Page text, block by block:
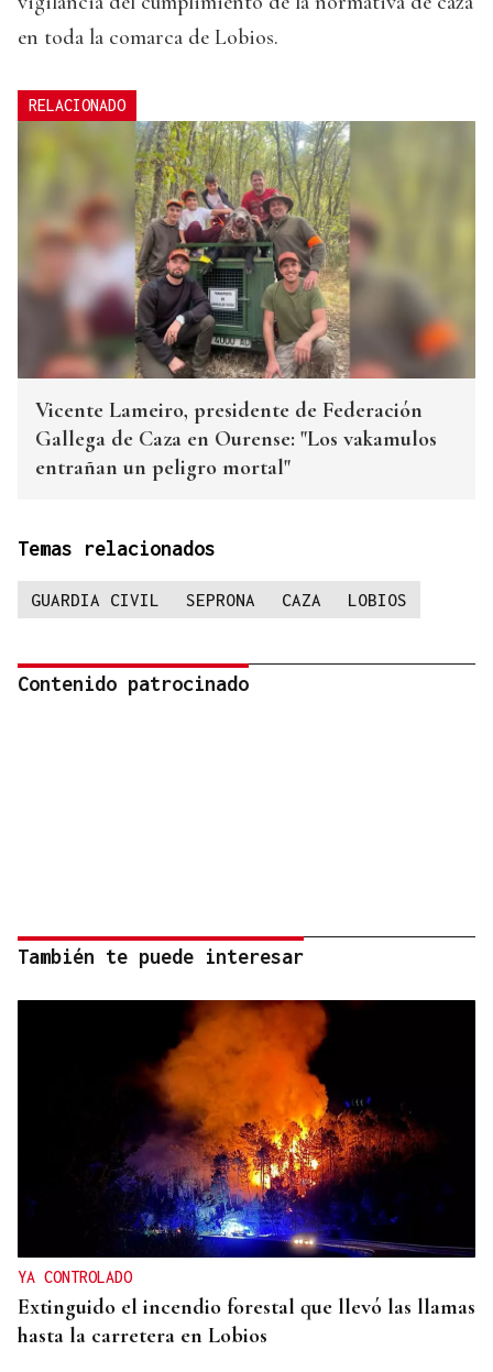
en toda la comarca de Lobios.
RELACIONADO
Vicente Lameiro, presidente de Federación
Gallega de Caza en Ourense: "Los vakamulos
entrañan un peligro mortal"
Temas relacionados
GUARDIA CIVIL SEPRONA CAZA LOBIOS
Contenido patrocinado
También te puede interesar
YA CONTROLADO
Extinguido el incendio forestal que llevó las llamas
hasta la carretera en Lobios